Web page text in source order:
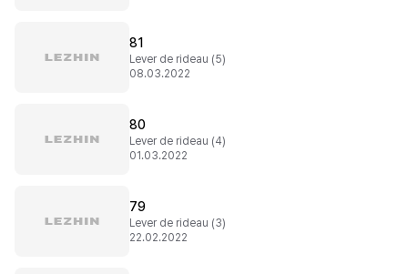
81
Lever de rideau (5)
08.03.2022
80
Lever de rideau (4)
01.03.2022
79
Lever de rideau (3)
22.02.2022